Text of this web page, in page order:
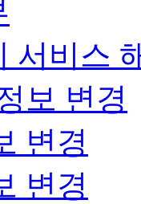
서비스
보 변경
변경
변경